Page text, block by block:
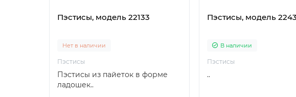
Пэстисы, модель 22133
Нет в наличии
Пэстисы
Пэстисы из пайеток в форме
ладошек..
Пэстисы, модель
В наличии
Пэстисы
..